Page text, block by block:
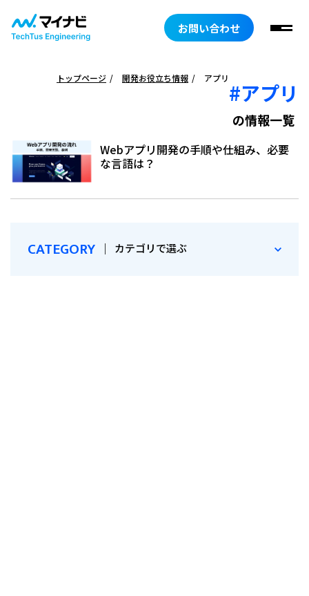
お問い合わせ
#アプリ
の情報一覧
トップページ 開発お役立ち情報 アプリ
Webアプリ開発の手順や仕組み、必要
な言語は？
CATEGORY ｜ カテゴリで選ぶ